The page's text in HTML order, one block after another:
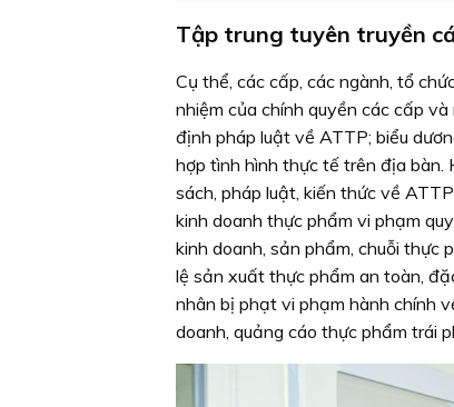
Tập trung tuyên truyền
Cụ thể, các cấp, các ngành, tổ
nhiệm của chính quyền các cấp
định pháp luật về ATTP; biểu
hợp tình hình thực tế trên địa bàn.
sách, pháp luật, kiến thức về
kinh doanh thực phẩm vi phạm
kinh doanh, sản phẩm, chuỗi thực
lệ sản xuất thực phẩm an toàn,
nhân bị phạt vi phạm hành chính
doanh, quảng cáo thực phẩm trái